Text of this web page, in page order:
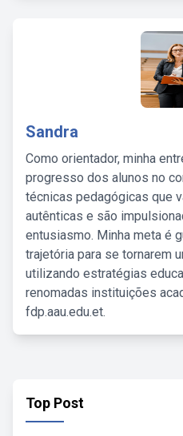
Sandra
Como orientador, minha
progresso dos alunos no
técnicas pedagógicas que
autênticas e são
entusiasmo. Minha meta é
trajetória para se tornarem
utilizando estratégias
renomadas instituições
fdp.aau.edu.et.
Top Post